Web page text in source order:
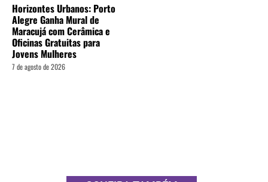
Horizontes Urbanos: Porto
Alegre Ganha Mural de
Maracujá com Cerâmica e
Oficinas Gratuitas para
Jovens Mulheres
7 de agosto de 2026